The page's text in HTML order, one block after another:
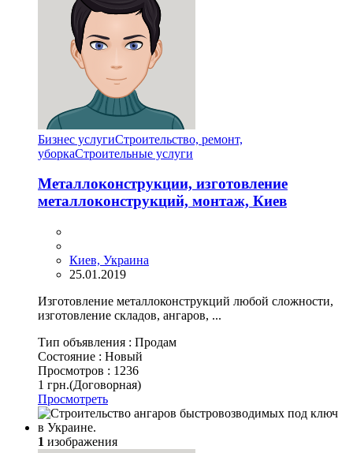
Бизнес услугиСтроительство, ремонт,
уборкаCтроительные услуги
Металлоконструкции, изготовление
металлоконструкций, монтаж, Киев
Киев, Украина
25.01.2019
Изготовление металлоконструкций любой сложности,
изготовление складов, ангаров, ...
Тип объявления : Продам
Состояние : Новый
Просмотров : 1236
1 грн.(Договорная)
Просмотреть
1 изображения